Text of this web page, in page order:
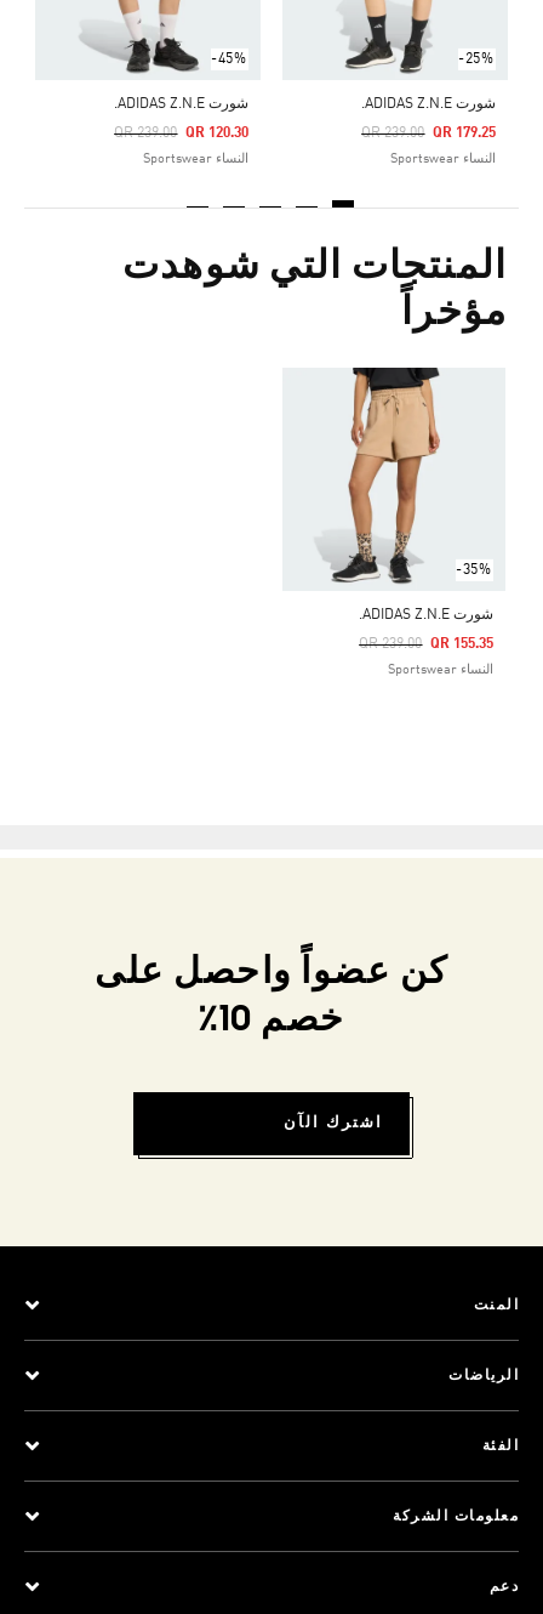
-25%
شورت ADIDAS Z.N.E.
Price Reduced From
QR 239.00
To QR 179.25
النساء Sportswear
-45%
شورت ADIDAS Z.N.E.
Price Reduced From
QR 239.00
To QR 120.30
النساء Sportswear
المنتجات التي شوهدت
مؤخراً
-35%
شورت ADIDAS Z.N.E.
Price Reduced From
QR 239.00
To QR 155.35
النساء Sportswear
كن عضواً واحصل على
خصم 10٪
اشترك الآن
المنت
الرياضات
الفئة
معلومات الشركة
دعم